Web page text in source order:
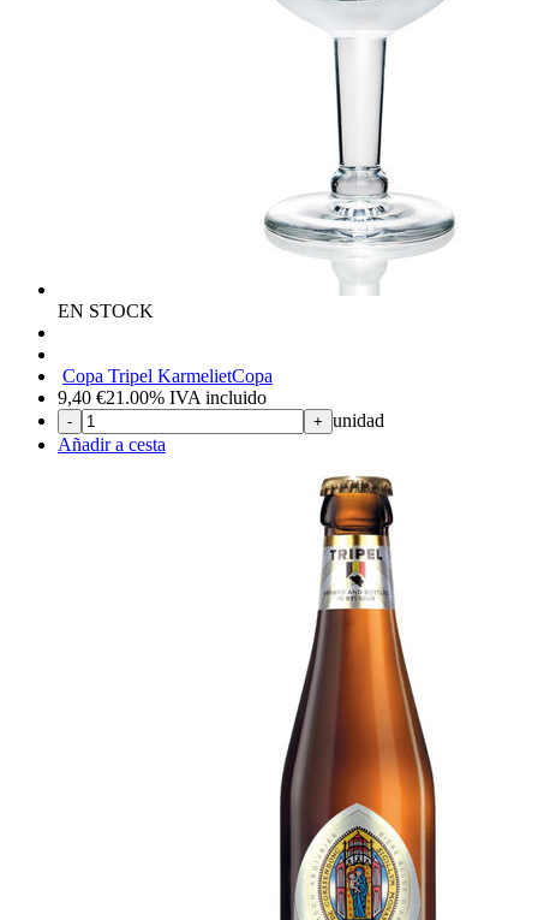
EN STOCK
Copa Tripel KarmelietCopa
9,40 €21.00% IVA incluido
- + unidad
Añadir a cesta